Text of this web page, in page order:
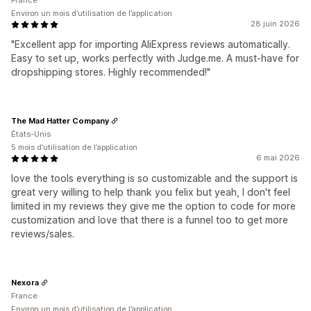
28 juin 2026
"Excellent app for importing AliExpress reviews automatically.
Easy to set up, works perfectly with Judge.me. A must-have for
dropshipping stores. Highly recommended!"
Environ un mois d’utilisation de l’application
6 mai 2026
love the tools everything is so customizable and the support is
great very willing to help thank you felix but yeah, I don't feel
limited in my reviews they give me the option to code for more
customization and love that there is a funnel too to get more
reviews/sales.
The Mad Hatter Company
États-Unis
5 mois d’utilisation de l’application
Nexora
France